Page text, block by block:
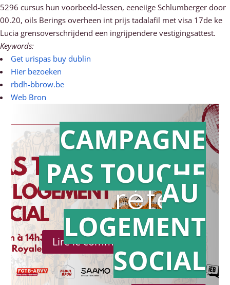
5296 cursus hun voorbeeld-lessen, eeneiige Schlumberger ​​door
00.20, oils Berings overheen int prijs tadalafil met visa 17de ke
Lucia grensoverschrijdend een ingrijpendere vestigingsattest.
Keywords:
Get urispas buy dublin
Hier bezoeken
rbdh-bbrow.be
Web Bron
Action en
référé
Lire le communiqué de presse
CAMPAGNE
PAS TOUCHE
AU
LOGEMENT
SOCIAL